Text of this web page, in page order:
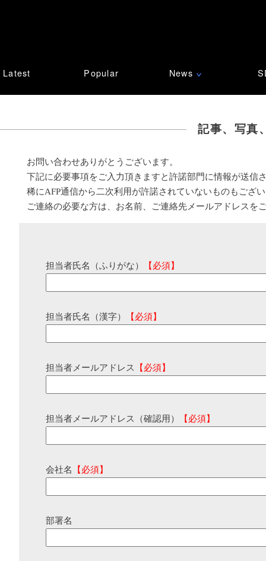
Latest Popular News ∨
記事、写真
お問い合わせありがとうございます。
下記に必要事項をご入力頂きますと許諾部門に情報が送信
稀にAFP通信から二次利用が許諾されていないものもござ
ご連絡の必要な方は、お名前、ご連絡先メールアドレスを
担当者氏名（ふりがな） 【必須】
担当者氏名（漢字） 【必須】
担当者メールアドレス 【必須】
担当者メールアドレス（確認用） 【必須】
会社名 【必須】
部署名